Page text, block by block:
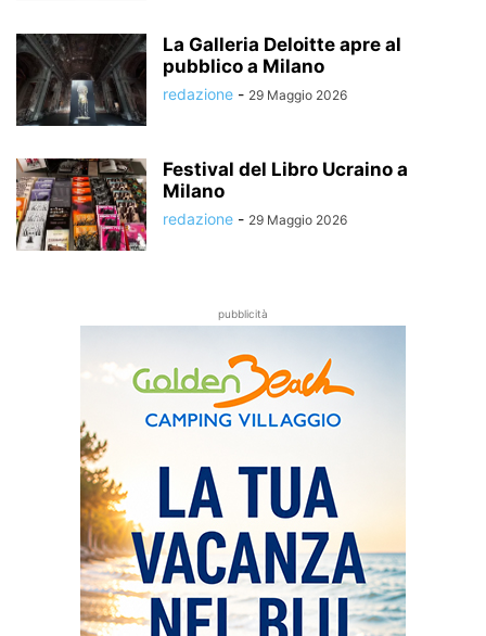
La Galleria Deloitte apre al
pubblico a Milano
redazione - 29 Maggio 2026
Festival del Libro Ucraino a
Milano
redazione - 29 Maggio 2026
pubblicità